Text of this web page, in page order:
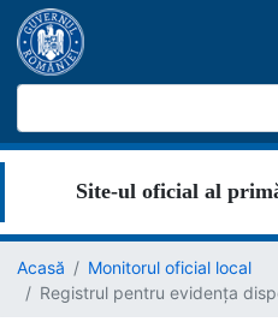
Site-ul oficial al
Acasă
Monitorul oficial local
Registrul pentru evidența